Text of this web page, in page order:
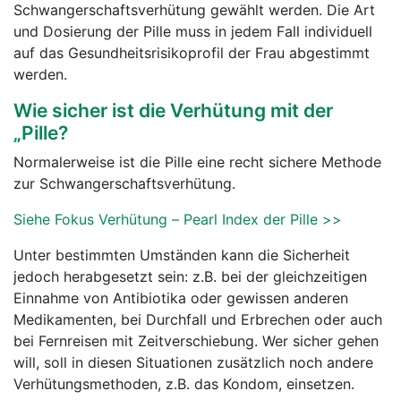
Schwangerschaftsverhütung gewählt werden. Die Art
und Dosierung der Pille muss in jedem Fall individuell
auf das Gesundheitsrisikoprofil der Frau abgestimmt
werden.
Wie sicher ist die Verhütung mit der
„Pille?
Normalerweise ist die Pille eine recht sichere Methode
zur Schwangerschaftsverhütung.
Siehe Fokus Verhütung – Pearl Index der Pille >>
Unter bestimmten Umständen kann die Sicherheit
jedoch herabgesetzt sein: z.B. bei der gleichzeitigen
Einnahme von Antibiotika oder gewissen anderen
Medikamenten, bei Durchfall und Erbrechen oder auch
bei Fernreisen mit Zeitverschiebung. Wer sicher gehen
will, soll in diesen Situationen zusätzlich noch andere
Verhütungsmethoden, z.B. das Kondom, einsetzen.